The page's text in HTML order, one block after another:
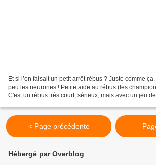
Et si l’on faisait un petit arrêt rébus ? Juste comme
peu les neurones ! Petite aide au rébus (les
C'est un rébus très court, sérieux, mais avec un jeu
< Page précédente
Hébergé par Overblog